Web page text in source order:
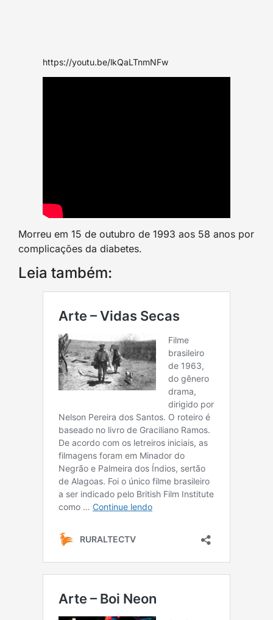
https://youtu.be/lkQaLTnmNFw
Morreu em 15 de outubro de 1993 aos 58 anos por
complicações da diabetes.
Leia também: